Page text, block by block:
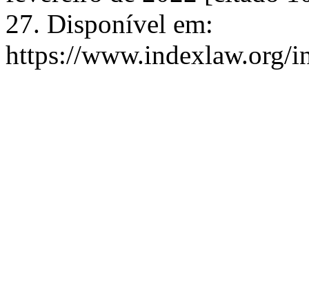
27. Disponível em:
https://www.indexlaw.org/